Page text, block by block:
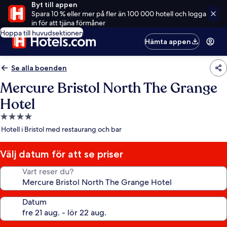
Byt till appen
Spara 10 % eller mer på fler än 100 000 hotell och logga
in för att tjäna förmåner
Hoppa till huvudsektionen
Hämta appen
Se alla boenden
Mercure Bristol North The Grange
Hotel
4.0-
stjärnigt
Hotell i Bristol med restaurang och bar
Välj datum för att se priser
Vart reser du?
Datum